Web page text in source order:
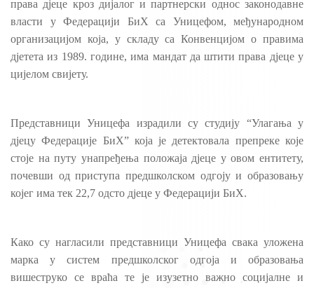
права дјеце кроз дијалог и партнерски однос законодавне
власти у Федерацији БиХ са Уницефом, међународном
организацијом која, у складу са Конвенцијом о правима
дјетета из 1989. године, има мандат да штити права дјеце у
цијелом свијету.
Представници Уницефа израдили су студију “Улагања у
дјецу Федерације БиХ” која је детектовала препреке које
стоје на путу унапређења положаја дјеце у овом ентитету,
почевши од приступа предшколском одгоју и образовању
којег има тек 22,7 одсто дјеце у Федерацији БиХ.
Како су нагласили представници Уницефа свака уложена
марка у систем предшколског одгоја и образовања
вишеструко се враћа те је изузетно важно социјалне и